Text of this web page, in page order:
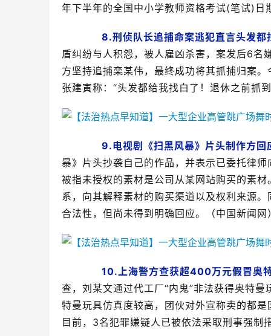
年下半年的全国中小学教师资格考试(笔试)
8.刑侦队长追捕命案逃犯直言头发都
盾纠纷与人积怨，被人雇凶杀害，案发后6
方坚持追捕栾某伟，最终成功将其抓捕归案
张建寅称：“头发都给我找白了！退休之前抓
9.电视剧《扫黑风暴》片头制作方回
暴》片头抄袭自己的作品，并表示已委托律
被指未授权的素材是公司从某网站购买的素
系，向其解释素材的购买渠道以及权利来源
合法性，但尚未得到明确回应。（中国新闻网
10.上海警方查获超400万元假冒奥
查，刘某文通过代工厂“内鬼”非法获得奥特
特曼玩具仿真度较高，团伙对外宣称卖的都
目前，3名犯罪嫌疑人已被依法采取刑事强制